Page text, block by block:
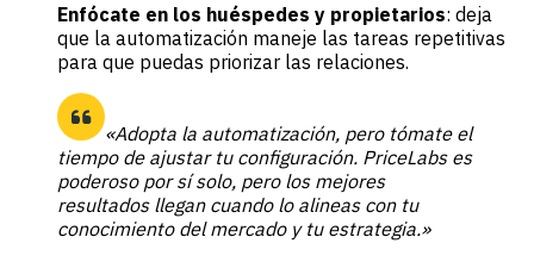
Enfócate en los huéspedes y propietarios: deja
que la automatización maneje las tareas repetitivas
para que puedas priorizar las relaciones.
«Adopta la automatización, pero tómate el
tiempo de ajustar tu configuración. PriceLabs es
poderoso por sí solo, pero los mejores
resultados llegan cuando lo alineas con tu
conocimiento del mercado y tu estrategia.»